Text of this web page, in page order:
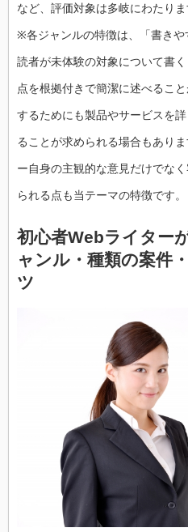
など、評価対象は多岐にわたりま
※各ジャンルの特徴は、「書きや
読者が未体験の対象について書
点を根拠付きで簡潔に述べるこ
するためにも製品やサービスを
ることが求められる場合もあり
ー自身の主観的な意見だけでな
られる点も当テーマの特徴です。
初心者Webライター
ャンル・種類の案件
ツ